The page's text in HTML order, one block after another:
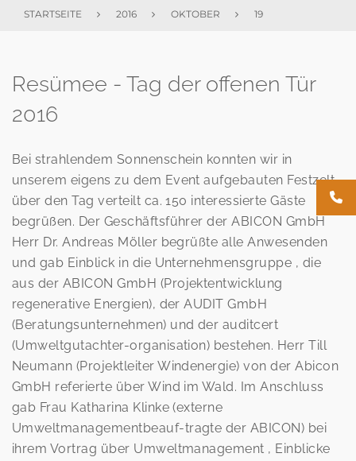
STARTSEITE 2016 OKTOBER 19
Tag:
19.
2016
Resümee - Tag der offenen Tür
2016
Bei strahlendem Sonnenschein konnten wir in
unserem eigens zu dem Event aufgebauten Festzelt
über den Tag verteilt ca. 150 interessierte Gäste
begrüßen. Der Geschäftsführer der ABICON GmbH
Herr Dr. Andreas Möller begrüßte alle Anwesenden
und gab Einblick in die Unternehmensgruppe , die
aus der ABICON GmbH (Projektentwicklung
regenerative Energien), der AUDIT GmbH
(Beratungsunternehmen) und der auditcert
(Umweltgutachter-organisation) bestehen. Herr Till
Neumann (Projektleiter Windenergie) von der Abicon
GmbH referierte über Wind im Wald. Im Anschluss
gab Frau Katharina Klinke (externe
Umweltmanagementbeauf-tragte der ABICON) bei
ihrem Vortrag über Umweltmanagement , Einblicke